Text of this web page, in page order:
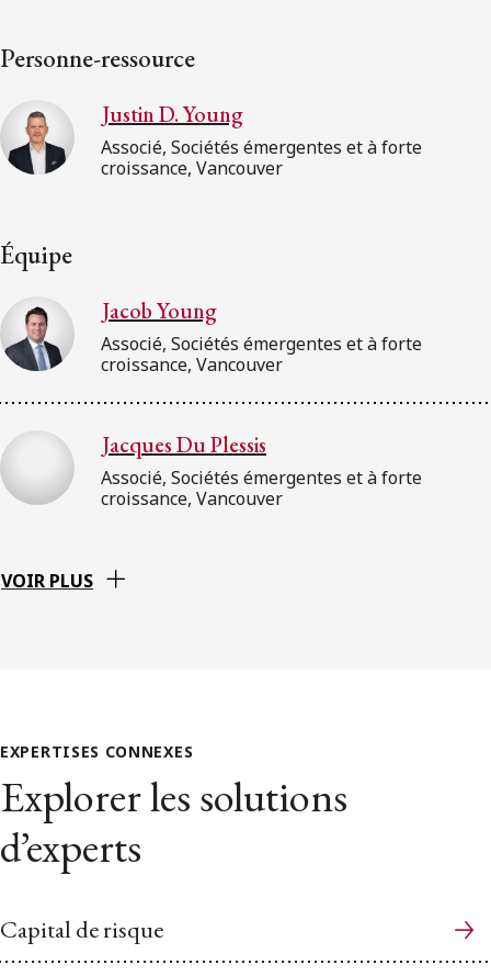
Personne-ressource
Justin D. Young
Associé, Sociétés émergentes et à forte
croissance, Vancouver
Équipe
Jacob Young
Associé, Sociétés émergentes et à forte
croissance, Vancouver
Jacques Du Plessis
Associé, Sociétés émergentes et à forte
croissance, Vancouver
VOIR PLUS
EXPERTISES CONNEXES
Explorer les solutions
d’experts
Capital de risque